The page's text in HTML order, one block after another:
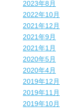
2023年8月
2022年10月
2021年12月
2021年9月
2021年1月
2020年5月
2020年4月
2019年12月
2019年11月
2019年10月